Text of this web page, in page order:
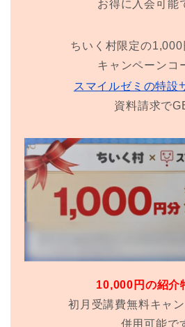
お得に入会可能
ちいく村限定の1,000
キャンペーンコ
スマイルゼミの特設
資料請求で
10,000円の紹介
初月受講費無料キャ
併用可能で